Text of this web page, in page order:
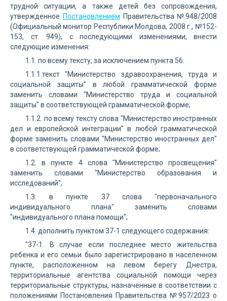
трудной ситуации, а также детей без сопровождения,
утвержденное Постановлением Правительства №948/2008
(Официальный монитор Республики Молдова, 2008 г., №152-
153, ст. 949), с последующими изменениями, внести
следующие изменения:
1.1. по всему тексту, за исключением пункта 56:
1.1.1.текст "Министерство здравоохранения, труда и
социальной защиты" в любой грамматической форме
заменить словами "Министерство труда и социальной
защиты" в соответствующей грамматической форме;
1.1.2. по всему тексту слова "Министерство иностранных
дел и европейской интеграции" в любой грамматической
форме заменить словами "Министерство иностранных дел"
в соответствующей грамматической форме;
1.2. в пункте 4 слова "Министерство просвещения"
заменить словами "Министерство образования и
исследований";
1.3. в пункте 37 слова "первоначального
индивидуального плана" заменить словами
"индивидуального плана помощи";
1.4. дополнить пунктом 37-1 следующего содержания:
"37-1. В случае если последнее место жительства
ребенка и его семьи было зарегистрировано в населенном
пункте, расположенном на левом берегу Днестра,
территориальные агентства социальной помощи через
территориальные структуры, назначенные в соответствии с
положениями Постановления Правительства №957/2023 о